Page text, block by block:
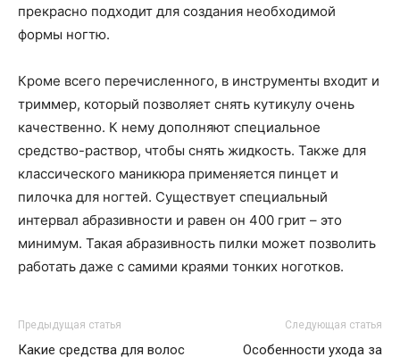
прекрасно подходит для создания необходимой
формы ногтю.
Кроме всего перечисленного, в инструменты входит и
триммер, который позволяет снять кутикулу очень
качественно. К нему дополняют специальное
средство-раствор, чтобы снять жидкость. Также для
классического маникюра применяется пинцет и
пилочка для ногтей. Существует специальный
интервал абразивности и равен он 400 грит – это
минимум. Такая абразивность пилки может позволить
работать даже с самими краями тонких ноготков.
Предыдущая статья
Какие средства для волос
Следующая статья
Особенности ухода за